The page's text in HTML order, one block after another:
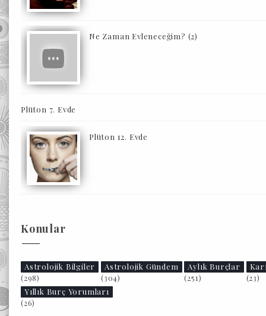
Ne Zaman Evleneceğim? (2)
Plüton 7. Evde
Plüton 12. Evde
Konular
Astrolojik Bilgiler
(298)
Astrolojik Gündem
(304)
Aylık Burçlar
(251)
(23)
Yıllık Burç Yorumları
(26)